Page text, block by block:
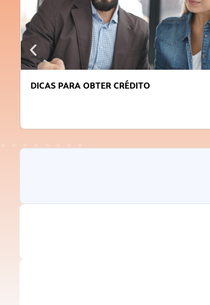
DICAS PARA OBTER CRÉDITO